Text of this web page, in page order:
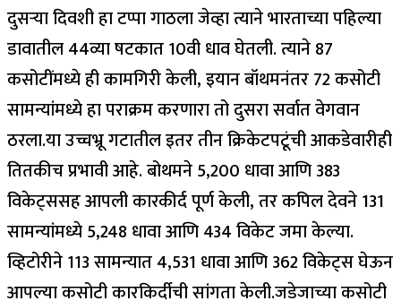
दुसऱ्या दिवशी हा टप्पा गाठला जेव्हा त्याने भारताच्या पहिल्या
डावातील 44व्या षटकात 10वी धाव घेतली. त्याने 87
कसोटींमध्ये ही कामगिरी केली, इयान बॉथमनंतर 72 कसोटी
सामन्यांमध्ये हा पराक्रम करणारा तो दुसरा सर्वात वेगवान
ठरला.या उच्चभ्रू गटातील इतर तीन क्रिकेटपटूंची आकडेवारीही
तितकीच प्रभावी आहे. बोथमने 5,200 धावा आणि 383
विकेट्ससह आपली कारकीर्द पूर्ण केली, तर कपिल देवने 131
सामन्यांमध्ये 5,248 धावा आणि 434 विकेट जमा केल्या.
व्हिटोरीने 113 सामन्यात 4,531 धावा आणि 362 विकेट्स घेऊन
आपल्या कसोटी कारकिर्दीची सांगता केली.जडेजाच्या कसोटी